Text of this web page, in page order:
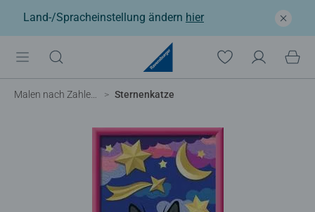
Land-/Spracheinstellung ändern hier
Malen nach Zahlen Kinder Sternenkatze